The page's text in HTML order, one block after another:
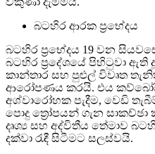
බටහිර ආරක ප්‍රභේදය
බටහිර ප්‍රභේදය 19 වන
බටහිර ප්‍රදේශයේ පිහිටුවා ඇති
කාන්තාර සහ පුළුල් විවෘත
ආරෝපණය කරයි. එය
අශ්වාරෝහක පැදීම, වෙඩි
පොදු ත්‍රෝපයන් ගැන
දෘශ්‍ය සහ අද්විතීය තේමාව
දක්වා රැඳී සිටීමට සලස්වයි.